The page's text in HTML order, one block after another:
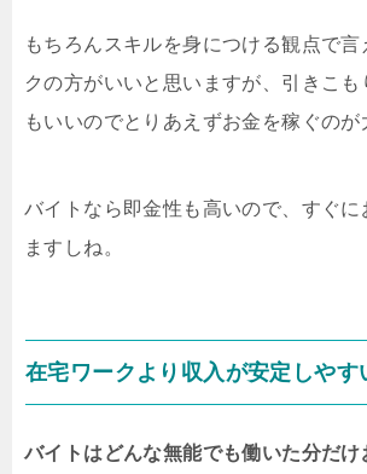
もちろんスキルを身につける観点で言
クの方がいいと思いますが、引きこ
もいいのでとりあえずお金を稼ぐのが
バイトなら即金性も高いので、すぐに
ますしね。
在宅ワークより収入が安定しやす
バイトはどんな無能でも働いた分だけ